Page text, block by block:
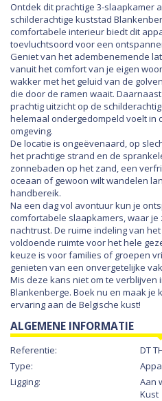
Ontdek dit prachtige 3-slaapkamer
schilderachtige kuststad
comfortabele interieur biedt dit
toevluchtsoord voor een
Geniet van het adembenemende
vanuit het comfort van je eigen
wakker met het geluid van de
die door de ramen waait.
prachtig uitzicht op de
helemaal ondergedompeld voelt in
omgeving.
De locatie is ongeëvenaard, op
het prachtige strand en de
zonnebaden op het zand, een
oceaan of gewoon wilt wandelen
handbereik.
Na een dag vol avontuur kun je
comfortabele slaapkamers, waar
nachtrust. De ruime indeling van
voldoende ruimte voor het hele
keuze is voor families of groepen
genieten van een onvergetelijke
Mis deze kans niet om te verblijven
Blankenberge. Boek nu en maak je
ervaring aan de Belgische kust!
ALGEMENE INFORMATIE
Referentie:
DT
Type:
Ligging:
Aan
Kust